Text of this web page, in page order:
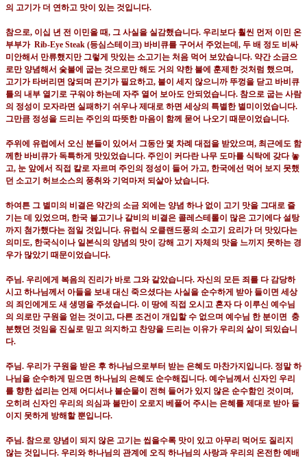
의 고기가 더 연하고 맛이 있는 것입니다.
참으로, 이십 년 전 이민올 때, 그 사실을 실감했습니다. 우리보다 훨씬 먼저 이민 온
부부가 Rib-Eye Steak (등심스테이크) 바비큐를 구어서 주었는데 , 두 배 정도 비싸
미안해서 만류했지만 그렇게 맛있는 소고기는 처음 먹어 보았습니다. 약간 소금으
로만 양념해서 숯불에 굽는 것으로만 해도 거의 약한 불에 훈제한 것처럼 했으며,
고기가 타버리면 않되며 끈기가 필요하고, 불이 세지 않으니까 뚜껑을 닫고 바비큐
틀의 내부 열기로 구워야 하는데 자주 열어 보아도 안되었습니다. 참으로 굽는 사람
의 정성이 모자라면 실패하기 쉬우나 제대로 하면 세상의 특별한 별미이었습니다.
그만큼 정성을 드리는 주인의 따뜻한 마음이 함께 묻어 나오기 때문이었습니다.
주위에 유럽에서 오신 분들이 있어서 그동안 몇 차례 대접을 받았으며, 최근에도 함
께한 바비큐가 독특하게 맛있었습니다. 주인이 커다란 나무 도마를 식탁에 갖다 놓
고, 눈 앞에서 직접 칼로 자르며 주인의 정성이 들어 가고, 한국에선 먹어 보지 못했
던 소고기 허브소스의 풍취와 기억마저 되살아 났습니다.
하여튼 그 별미의 비결은 약간의 소금 외에는 양념 하나 없이 고기 맛을 그대로 즐
기는 데 있었으며, 한국 불고기나 갈비의 비결은 콜레스테롤이 많은 고기에다 설탕
까지 첨가했다는 점일 것입니다. 유럽식 오클랜드풍의 소고기 요리가 더 맛있다는
의미도, 한국식이나 일본식의 양념의 맛이 강해 고기 자체의 맛을 느끼지 못하는 경
우가 많았기 때문이었습니다.
주님. 우리에게 복음의 진리가 바로 그와 같았습니다. 자신의 모든 죄를 다 감당하
시고 하나님께서 아들을 보내 대신 죽으셨다는 사실을 순수하게 받아 들이면 세상
의 죄인에게도 새 생명을 주셨습니다. 이 땅에 직접 오시고 혼자 다 이루신 예수님
의 의로만 구원을 얻는 것이고, 다른 조건이 개입할 수 없으며 예수님 한 분이면 충
분했던 것임을 진실로 믿고 의지하고 찬양을 드리는 이유가 우리의 삶이 되있습니
다.
주님. 우리가 구원을 받은 후 하나님으로부터 받는 은혜도 마찬가지입니다. 정말 하
나님을 순수하게 믿으면 하나님의 은혜도 순수해집니다. 예수님께서 신자인 우리
를 향한 섭리는 언제 어디서나 불순물이 전혀 들어가 있지 않은 순수함인 것이며,
오히려 신자인 우리의 의심과 불만이 오로지 베풀어 주시는 은혜를 제대로 받아 들
이지 못하게 방해할 뿐입니다.
주님. 참으로 양념이 되지 않은 고기는 씹을수록 맛이 있고 아무리 먹어도 질리지
않는 것입니다. 우리와 하나님의 관계에 오직 하나님의 사랑과 우리의 온전한 예배